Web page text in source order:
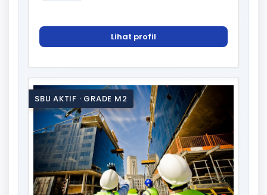
Lihat profil
SBU AKTIF · GRADE M2